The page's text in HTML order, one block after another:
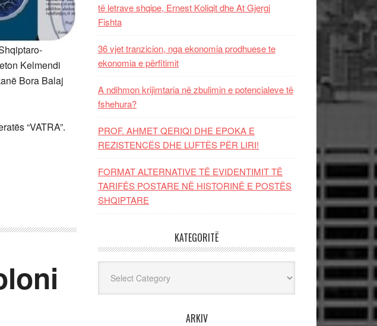
Kelmendi
Bora Balaj
“VATRA”.
të letrave shqipe, Ernest Koliqit dhe At Gjergj
Fishta
36 vjet tranzicion, nga ekonomia prodhuese te
ekonomia e përfitimit
A ndihmon krijimtaria në zbulimin e potencialeve të
fshehura?
PROF. AHMET QERIQI DHE EPOKA E
REZISTENCЁS DHE LUFTЁS PЁR LIRI!
FORMAT ALTERNATIVE TË EVIDENTIMIT TË
TARIFËS POSTARE NË HISTORINË E POSTËS
SHQIPTARE
KATEGORITË
ARKIV